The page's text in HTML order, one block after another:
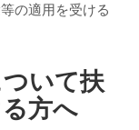
の適用を受ける
いて扶
方へ